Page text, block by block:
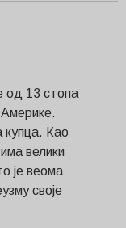
од 13 стопа
Америке.
купца. Као
велики
је веома
своје